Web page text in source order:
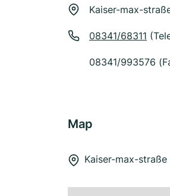
Kaiser-max-
08341/68311
08341/993576
Map
Kaiser-max-